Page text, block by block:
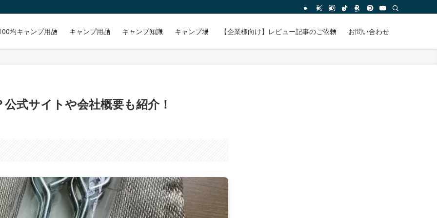
均キャンプ用品 キャンプ用品 キャンプ知識 キャンプ場 【企業様向け】レビュー記事のご依頼 お問い合わせ
式サイトや会社概要も紹介！